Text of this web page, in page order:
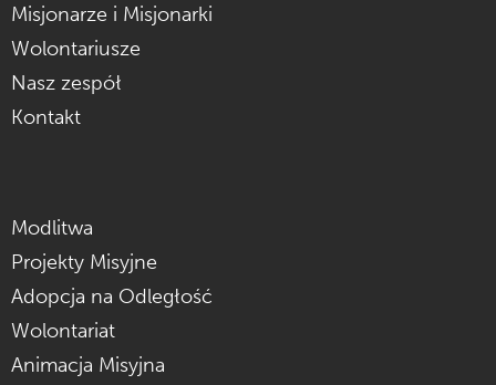
Misjonarze i Misjonarki
Wolontariusze
Nasz zespół
Kontakt
Modlitwa
Projekty Misyjne
Adopcja na Odległość
Wolontariat
Animacja Misyjna